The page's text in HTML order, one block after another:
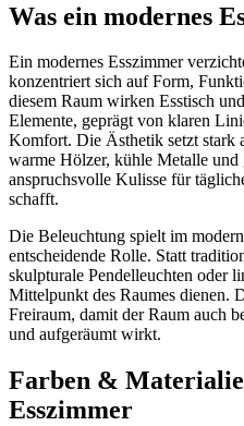
Was ein modernes
Ein modernes Esszimmer
konzentriert sich auf Form,
diesem Raum wirken Esstisch
Elemente, geprägt von klaren
Komfort. Die Ästhetik setzt stark
warme Hölzer, kühle Metalle und
anspruchsvolle Kulisse für
schafft.
Die Beleuchtung spielt im
entscheidende Rolle. Statt
skulpturale Pendelleuchten oder
Mittelpunkt des Raumes dienen.
Freiraum, damit der Raum auch
und aufgeräumt wirkt.
Farben &
Esszimmer